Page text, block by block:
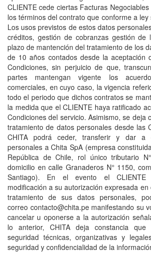
CLIENTE cede ciertas Facturas
los términos del contrato que conforme a
Los usos previstos de estos datos
créditos, gestión de cobranzas gestión de
plazo de mantención del tratamiento de los
de 10 años contados desde la aceptación
Condiciones, sin perjuicio de que,
partes mantengan vigente los
comerciales, en cuyo caso, la vigencia
todo el periodo que dichos contratos se
la medida que el CLIENTE haya ratificado
Condiciones del servicio. Asimismo, se deja
tratamiento de datos personales desde las
CHITA podrá ceder, transferir y dar a
personales a Chita SpA (empresa
República de Chile, rol único tributario
domicilio en calle Granaderos N° 1150,
Santiago). En el evento el CLIENTE
modificación a su autorización expresada
tratamiento de sus datos personales,
correo contacto@chita.pe manifestando su
cancelar u oponerse a la autorización
lo anterior, CHITA deja constancia
seguridad técnicas, organizativas y
seguridad y confidencialidad de la